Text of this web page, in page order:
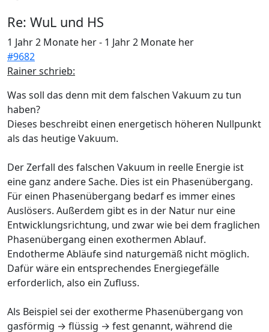
Re: WuL und HS
1 Jahr 2 Monate her- 1 Jahr 2 Monate her
#9682
Rainer schrieb:
Was soll das denn mit dem falschen Vakuum zu tun
haben?
Dieses beschreibt einen energetisch höheren Nullpunkt
als das heutige Vakuum.
Der Zerfall des falschen Vakuum in reelle Energie ist
eine ganz andere Sache. Dies ist ein Phasenübergang.
Für einen Phasenübergang bedarf es immer eines
Auslösers. Außerdem gibt es in der Natur nur eine
Entwicklungsrichtung, und zwar wie bei dem fraglichen
Phasenübergang einen exothermen Ablauf.
Endotherme Abläufe sind naturgemäß nicht möglich.
Dafür wäre ein entsprechendes Energiegefälle
erforderlich, also ein Zufluss.
Als Beispiel sei der exotherme Phasenübergang von
gasförmig → flüssig → fest genannt, während die